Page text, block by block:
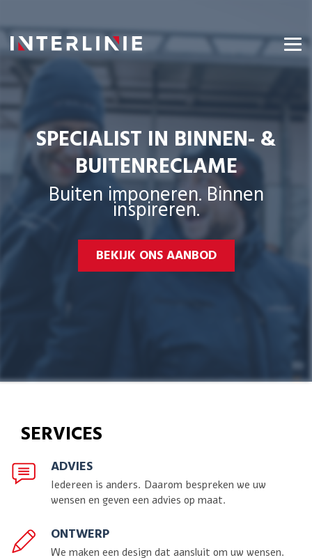
SPECIALIST IN BINNEN- &
BUITENRECLAME
Buiten imponeren. Binnen
inspireren.
BEKIJK ONS AANBOD
SERVICES
ADVIES
Iedereen is anders. Daarom bespreken we uw
wensen en geven een advies op maat.
ONTWERP
We maken een design dat aansluit om uw wensen.